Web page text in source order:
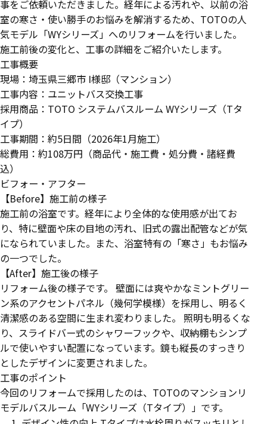
事をご依頼いただきました。経年による汚れや、以前の浴
室の寒さ・使い勝手のお悩みを解消するため、TOTOの人
気モデル「WYシリーズ」へのリフォームを行いました。
施工前後の変化と、工事の詳細をご紹介いたします。
工事概要
現場：埼玉県三郷市 I様邸（マンション）
工事内容：ユニットバス交換工事
採用商品：TOTO システムバスルーム WYシリーズ（Tタ
イプ）
工事期間：約5日間（2026年1月施工）
総費用：約108万円（商品代・施工費・処分費・諸経費
込）
ビフォー・アフター
【Before】施工前の様子
施工前の浴室です。経年により全体的な使用感が出てお
り、特に壁面や床の目地の汚れ、旧式の露出配管などが気
になられていました。また、浴室特有の「寒さ」もお悩み
の一つでした。
【After】施工後の様子
リフォーム後の様子です。 壁面には爽やかなミントグリー
ン系のアクセントパネル（幾何学模様）を採用し、明るく
清潔感のある空間に生まれ変わりました。 照明も明るくな
り、スライドバー式のシャワーフックや、収納棚もシンプ
ルで使いやすい配置になっています。鏡も縦長のすっきり
としたデザインに変更されました。
工事のポイント
今回のリフォームで採用したのは、TOTOのマンションリ
モデルバスルーム「WYシリーズ（Tタイプ）」です。